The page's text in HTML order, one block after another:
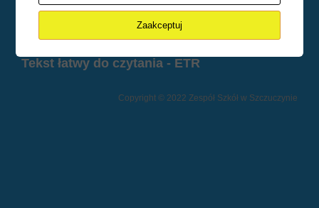
e-mail:sekretariat@zsszczuczyn.pl
Deklaracja dostępności
Tekst odczytywany maszynowo
Tekst łatwy do czytania - ETR
Copyright © 2022 Zespół Szkół w Szczuczynie
Zaakceptuj